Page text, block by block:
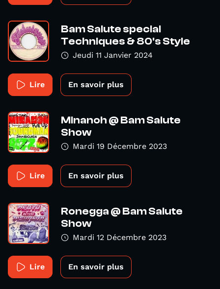
Bam Salute special
Techniques & 80's Style
Jeudi 11 Janvier 2024
Lire En savoir plus
Minanoh @ Bam Salute
Show
Mardi 19 Décembre 2023
Lire En savoir plus
Ronegga @ Bam Salute
Show
Mardi 12 Décembre 2023
Lire En savoir plus